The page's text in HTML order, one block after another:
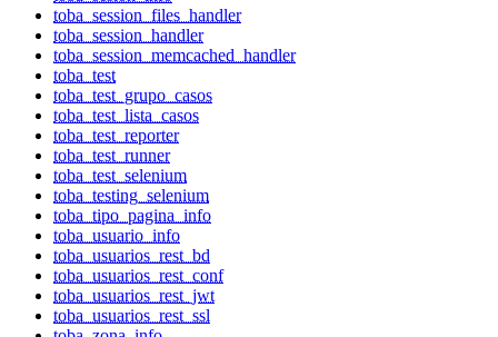
toba_session_files_handler
toba_session_handler
toba_session_memcached_handler
toba_test
toba_test_grupo_casos
toba_test_lista_casos
toba_test_reporter
toba_test_runner
toba_test_selenium
toba_testing_selenium
toba_tipo_pagina_info
toba_usuario_info
toba_usuarios_rest_bd
toba_usuarios_rest_conf
toba_usuarios_rest_jwt
toba_usuarios_rest_ssl